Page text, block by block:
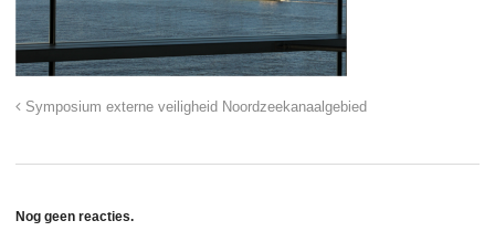
Symposium externe veiligheid Noordzeekanaalgebied
Nog geen reacties.